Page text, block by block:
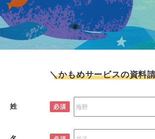
＼かもめサービスの資料
姓 必須